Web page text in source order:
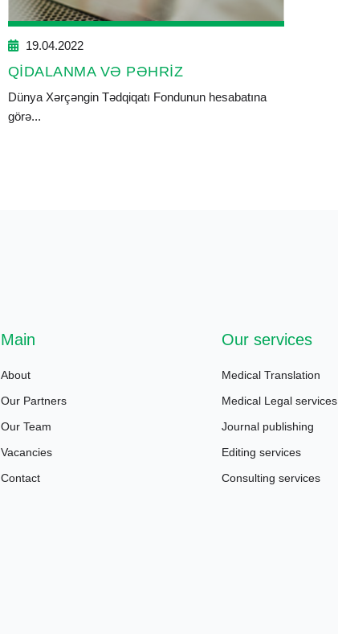
19.04.2022
QİDALANMA VƏ PƏHRİZ
Dünya Xərçəngin Tədqiqatı Fondunun hesabatına
görə...
Main
About
Our Partners
Our Team
Vacancies
Contact
Our services
Medical Translation
Medical Legal services
Journal publishing
Editing services
Consulting services